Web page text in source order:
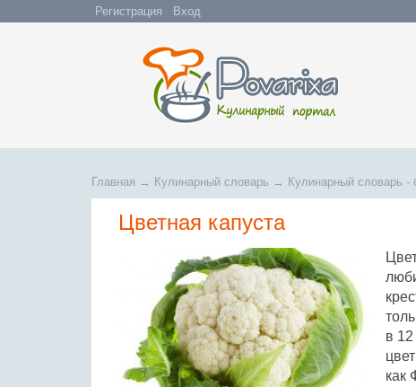
Регистрация Вход
Главная → Кулинарный словарь → Кулинарный словарь -
Цветная капуста
в
как